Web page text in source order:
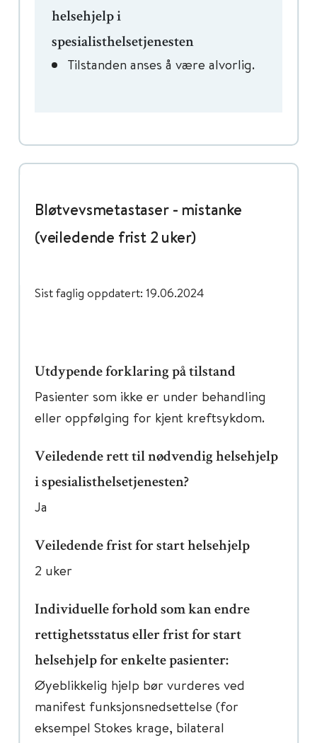
helsehjelp i
spesialisthelsetjenesten
Tilstanden anses å være alvorlig.
Bløtvevsmetastaser - mistanke
(veiledende frist 2 uker)
Sist faglig oppdatert: 19.06.2024
Utdypende forklaring på tilstand
Pasienter som ikke er under behandling
eller oppfølging for kjent kreftsykdom.
Veiledende rett til nødvendig helsehjelp
i spesialisthelsetjenesten?
Ja
Veiledende frist for start helsehjelp
2 uker
Individuelle forhold som kan endre
rettighetsstatus eller frist for start
helsehjelp for enkelte pasienter:
Øyeblikkelig hjelp bør vurderes ved
manifest funksjonsnedsettelse (for
eksempel Stokes krage, bilateral